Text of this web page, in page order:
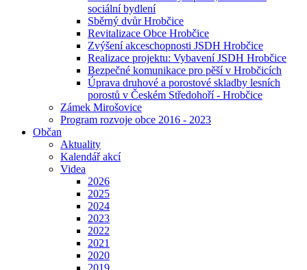
sociální bydlení
Sběrný dvůr Hrobčice
Revitalizace Obce Hrobčice
Zvýšení akceschopnosti JSDH Hrobčice
Realizace projektu: Vybavení JSDH Hrobčice
Bezpečné komunikace pro pěší v Hrobčicích
Úprava druhové a porostové skladby lesních
porostů v Českém Středohoří - Hrobčice
Zámek Mirošovice
Program rozvoje obce 2016 - 2023
Občan
Aktuality
Kalendář akcí
Videa
2026
2025
2024
2023
2022
2021
2020
2019